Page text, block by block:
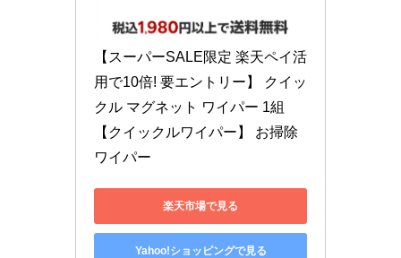
【スーパーSALE限定 楽天ペイ活
用で10倍! 要エントリー】 クイッ
クル マグネット ワイパー 1組
【クイックルワイパー】 お掃除
ワイパー
楽天市場で見る
Yahoo!ショッピングで見る